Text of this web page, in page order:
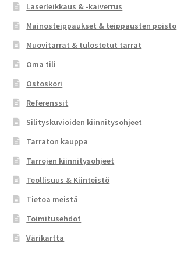
Laserleikkaus & -kaiverrus
Mainosteippaukset & teippausten poisto
Muovitarrat & tulostetut tarrat
Oma tili
Ostoskori
Referenssit
Silityskuvioiden kiinnitysohjeet
Tarraton kauppa
Tarrojen kiinnitysohjeet
Teollisuus & Kiinteistö
Tietoa meistä
Toimitusehdot
Värikartta